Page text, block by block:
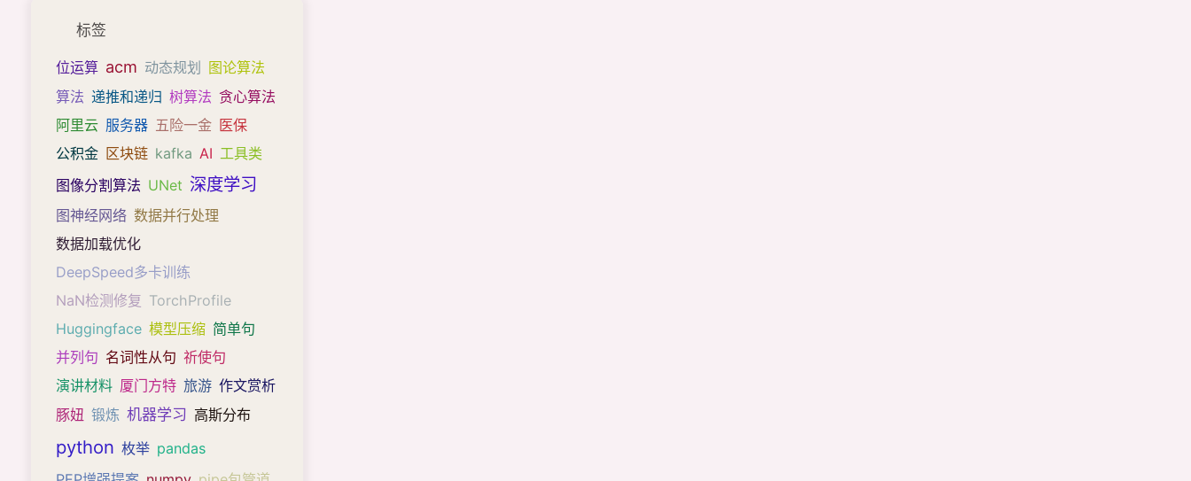
标签
位运算 acm 动态规划 图论算法
算法 递推和递归 树算法 贪心算法
阿里云 服务器 五险一金 医保
公积金 区块链 kafka AI 工具类
图像分割算法 UNet 深度学习
图神经网络 数据并行处理
数据加载优化
DeepSpeed多卡训练
NaN检测修复 TorchProfile
Huggingface 模型压缩 简单句
并列句 名词性从句 祈使句
演讲材料 厦门方特 旅游 作文赏析
豚妞 锻炼 机器学习 高斯分布
python 枚举 pandas